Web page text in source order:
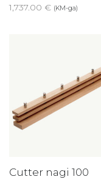
1,737.00 € (KM-ga)
Cutter nagi 100